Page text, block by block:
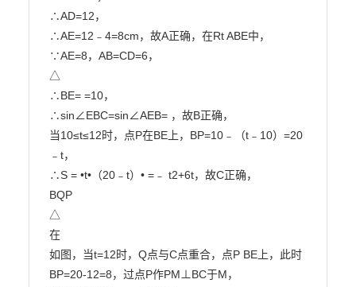
∴AD=12，
∴AE=12﹣4=8cm，故A正确，在Rt ABE中，
∵AE=8，AB=CD=6，
△
∴BE= =10，
∴sin∠EBC=sin∠AEB= ，故B正确，
当10≤t≤12时，点P在BE上，BP=10﹣（t﹣10）=20
﹣t，
∴S = •t•（20﹣t）• =﹣ t2+6t，故C正确，
BQP
△
在
如图，当t=12时，Q点与C点重合，点P BE上，此时
BP=20-12=8，过点P作PM⊥BC于M，